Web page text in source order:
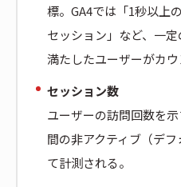
標。GA4では「1秒以上
セッション」など、一
満たしたユーザーがカウ
セッション数
ユーザーの訪問回数を
間の非アクティブ（デ
て計測される。